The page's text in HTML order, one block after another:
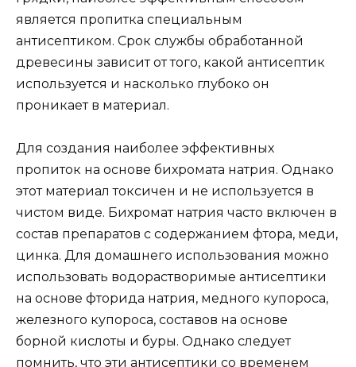
является пропитка специальным
антисептиком. Срок службы обработанной
древесины зависит от того, какой антисептик
используется и насколько глубоко он
проникает в материал.
Для создания наиболее эффективных
пропиток на основе бихромата натрия. Однако
этот материал токсичен и не используется в
чистом виде. Бихромат натрия часто включен в
состав препаратов с содержанием фтора, меди,
цинка. Для домашнего использования можно
использовать водорастворимые антисептики
на основе фторида натрия, медного купороса,
железного купороса, составов на основе
борной кислоты и буры. Однако следует
помнить, что эти антисептики со временем